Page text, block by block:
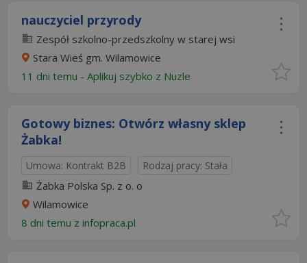
nauczyciel przyrody
Zespół szkolno-przedszkolny w starej wsi
Stara Wieś gm. Wilamowice
11 dni temu - Aplikuj szybko z Nuzle
Gotowy biznes: Otwórz własny sklep
Żabka!
Umowa: Kontrakt B2B Rodzaj pracy: Stała
Żabka Polska Sp. z o. o
Wilamowice
8 dni temu z infopraca.pl